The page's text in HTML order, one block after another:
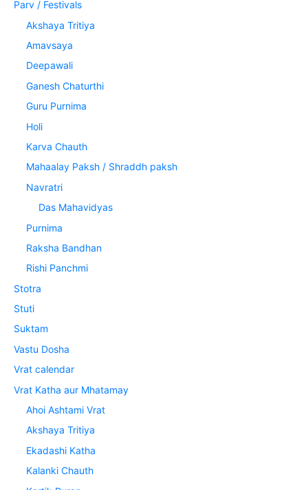
Parv / Festivals
Akshaya Tritiya
Amavsaya
Deepawali
Ganesh Chaturthi
Guru Purnima
Holi
Karva Chauth
Mahaalay Paksh / Shraddh paksh
Navratri
Das Mahavidyas
Purnima
Raksha Bandhan
Rishi Panchmi
Stotra
Stuti
Suktam
Vastu Dosha
Vrat calendar
Vrat Katha aur Mhatamay
Ahoi Ashtami Vrat
Akshaya Tritiya
Ekadashi Katha
Kalanki Chauth